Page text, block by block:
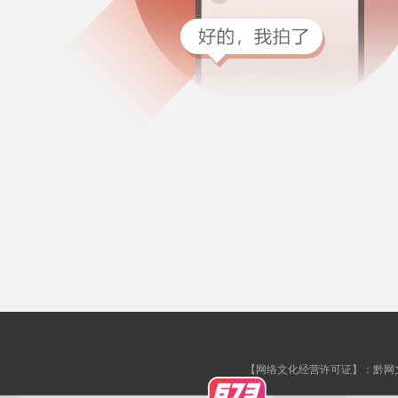
【网络文化经营许可证】：黔